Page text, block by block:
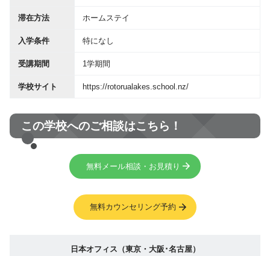
滞在方法 ホームステイ
入学条件 特になし
受講期間 1学期間
学校サイト https://rotorualakes.school.nz/
この学校へのご相談はこちら！
無料メール相談・お見積り
無料カウンセリング予約
日本オフィス（東京・大阪･名古屋）